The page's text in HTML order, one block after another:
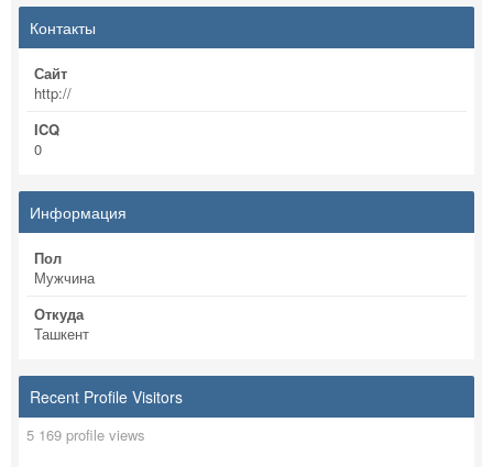
Контакты
Сайт
http://
ICQ
0
Информация
Пол
Мужчина
Откуда
Ташкент
Recent Profile Visitors
5 169 profile views